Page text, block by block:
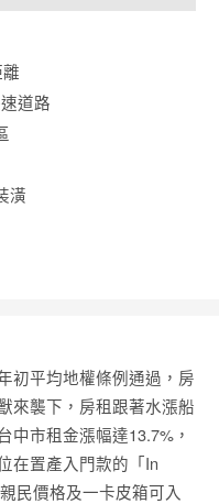
道路
潢
初平均地權條例通過，房
來襲下，房租跟著水漲船
中市租金漲幅達13.7%，
在置產入門款的「In
民價格及一卡皮箱可入